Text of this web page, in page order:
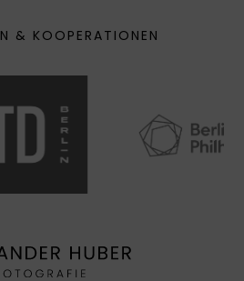
& KOOPERATIONEN